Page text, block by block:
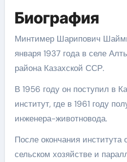
Биография
Минтимер Шарипович
января 1937 года в селе
района Казахской ССР.
В 1956 году он поступил в
институт, где в 1961 году
инженера-животновода.
После окончания института
сельском хозяйстве и